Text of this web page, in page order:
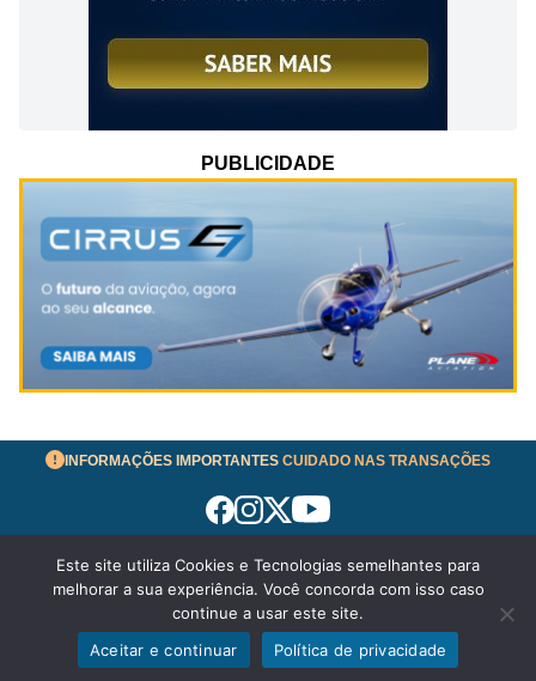
PUBLICIDADE
INFORMAÇÕES IMPORTANTES CUIDADO NAS TRANSAÇÕES
Termos de Uso
© 2026 aeronavesavenda.com | Todos os Direitos
Reservados!
Política de Privacidade
Este site utiliza Cookies e Tecnologias semelhantes para
melhorar a sua experiência. Você concorda com isso caso
continue a usar este site.
Aceitar e continuar
Política de privacidade